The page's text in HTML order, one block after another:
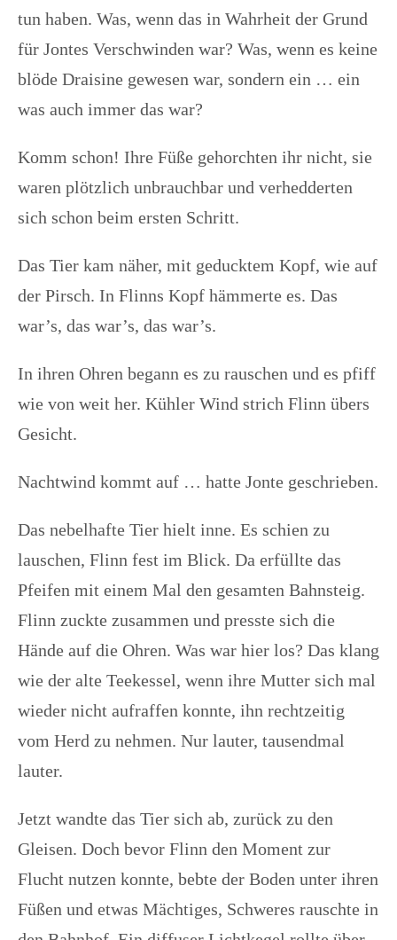
tun haben. Was, wenn das in Wahrheit der Grund
für Jontes Verschwinden war? Was, wenn es keine
blöde Draisine gewesen war, sondern ein … ein
was auch immer das war?
Komm schon! Ihre Füße gehorchten ihr nicht, sie
waren plötzlich unbrauchbar und verhedderten
sich schon beim ersten Schritt.
Das Tier kam näher, mit geducktem Kopf, wie auf
der Pirsch. In Flinns Kopf hämmerte es. Das
war’s, das war’s, das war’s.
In ihren Ohren begann es zu rauschen und es pfiff
wie von weit her. Kühler Wind strich Flinn übers
Gesicht.
Nachtwind kommt auf … hatte Jonte geschrieben.
Das nebelhafte Tier hielt inne. Es schien zu
lauschen, Flinn fest im Blick. Da erfüllte das
Pfeifen mit einem Mal den gesamten Bahnsteig.
Flinn zuckte zusammen und presste sich die
Hände auf die Ohren. Was war hier los? Das klang
wie der alte Teekessel, wenn ihre Mutter sich mal
wieder nicht aufraffen konnte, ihn rechtzeitig
vom Herd zu nehmen. Nur lauter, tausendmal
lauter.
Jetzt wandte das Tier sich ab, zurück zu den
Gleisen. Doch bevor Flinn den Moment zur
Flucht nutzen konnte, bebte der Boden unter ihren
Füßen und etwas Mächtiges, Schweres rauschte in